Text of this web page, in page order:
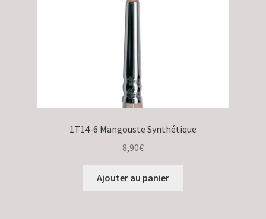
1T14-6 Mangouste Synthétique
8,90€
Ajouter au panier